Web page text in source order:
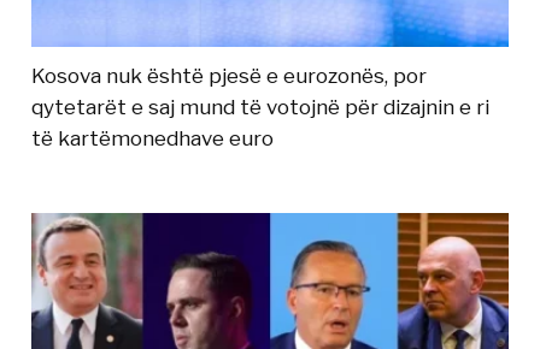
Kosova nuk është pjesë e eurozonës, por
qytetarët e saj mund të votojnë për dizajnin e ri
të kartëmonedhave euro